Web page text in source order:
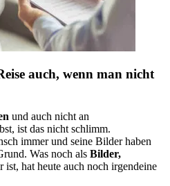
auch, wenn man nicht
und auch nicht an
ist das nicht schlimm.
immer und seine Bilder haben
Was noch als Bilder,
ist, hat heute auch noch irgendeine